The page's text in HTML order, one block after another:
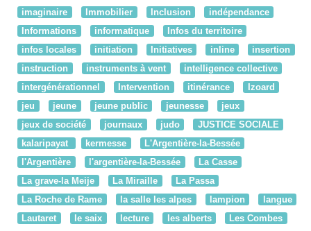
imaginaire
Immobilier Inclusion
indépendance
Informations
informatique
Infos du territoire
infos locales
initiation Initiatives inline
insertion
instruction
instruments à vent
intelligence collective
intergénérationnel
Intervention itinérance
Izoard
jeu
jeune jeune public jeunesse
jeux
jeux de société
journaux judo
JUSTICE SOCIALE
kalaripayat
kermesse
L'Argentière-la-Bessée
l'Argentière
l'argentière-la-Bessée
La Casse
La grave-la Meije
La Miraille
La Passa
La Roche de Rame
la salle les alpes lampion
langue
Lautaret
le saix lecture les alberts
Les Combes